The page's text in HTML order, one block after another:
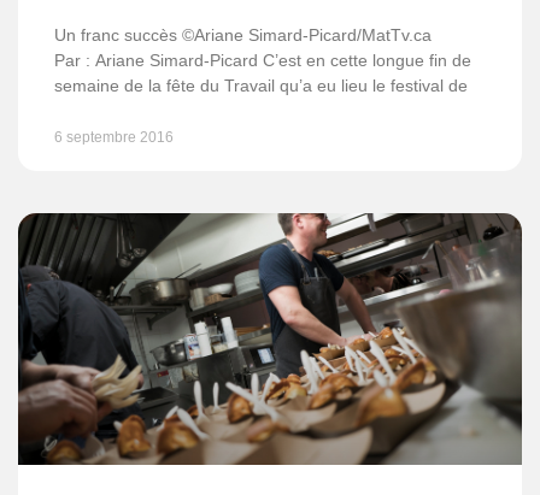
Un franc succès ©Ariane Simard-Picard/MatTv.ca
Par : Ariane Simard-Picard C’est en cette longue fin de
semaine de la fête du Travail qu’a eu lieu le festival de
6 septembre 2016